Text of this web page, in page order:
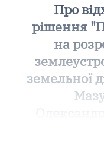
Про
рішення
на
земельної